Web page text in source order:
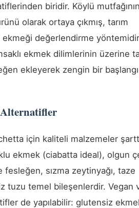
biridir. Köylü
olarak ortaya çıkmış, tarım
değerlendirme
ekmek dilimlerinin üzerine
ekleyerek zengin bir
için kaliteli malzemeler
ekmek (ciabatta ideal), olgun
sızma zeytinyağı, taze
tuzu temel bileşenlerdir. Vegan
de yapılabilir: glutensiz